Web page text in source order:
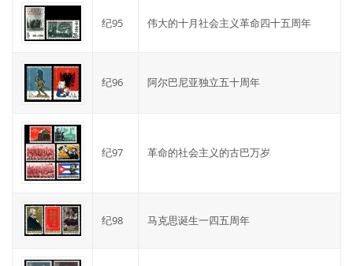
纪95 伟大的十月社会主义革命四十五周年
纪96 阿尔巴尼亚独立五十周年
纪97 革命的社会主义的古巴万岁
纪98 马克思诞生一四五周年